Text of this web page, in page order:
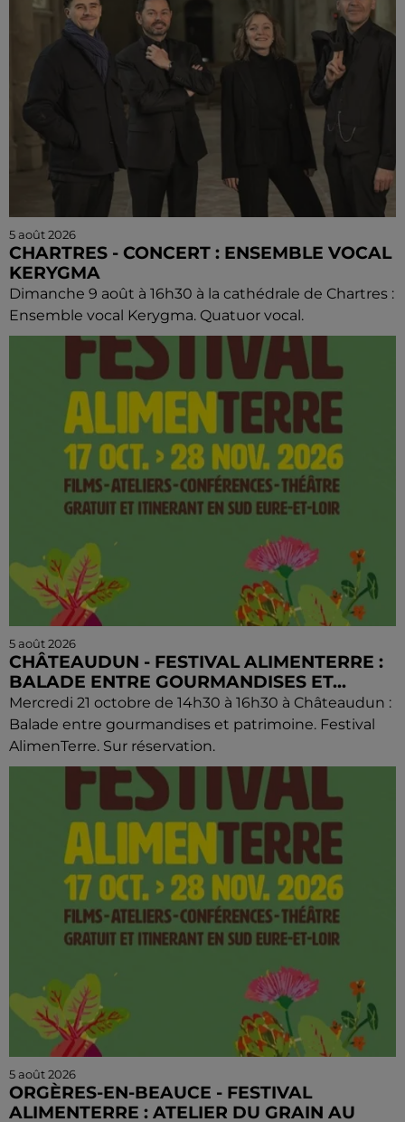
5 août 2026
CHARTRES - CONCERT : ENSEMBLE VOCAL
KERYGMA
Dimanche 9 août à 16h30 à la cathédrale de Chartres :
Ensemble vocal Kerygma. Quatuor vocal.
5 août 2026
CHÂTEAUDUN - FESTIVAL ALIMENTERRE :
BALADE ENTRE GOURMANDISES ET...
Mercredi 21 octobre de 14h30 à 16h30 à Châteaudun :
Balade entre gourmandises et patrimoine. Festival
AlimenTerre. Sur réservation.
5 août 2026
ORGÈRES-EN-BEAUCE - FESTIVAL
ALIMENTERRE : ATELIER DU GRAIN AU